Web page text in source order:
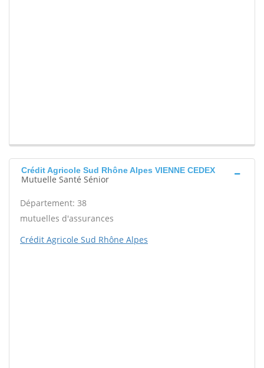
Crédit Agricole Sud Rhône Alpes VIENNE CEDEX
Mutuelle Santé Sénior
Département: 38
mutuelles d'assurances
Crédit Agricole Sud Rhône Alpes